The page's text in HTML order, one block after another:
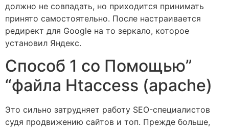
должно не совпадать, но приходится принимать
принято самостоятельно. После настраивается
редирект для Google на то зеркало, которое
установил Яндекс.
Способ 1 со Помощью”
“файла Htaccess (apache)
Это сильно затрудняет работу SEO-специалистов
судя продвижению сайтов и топ. Прежде больше,